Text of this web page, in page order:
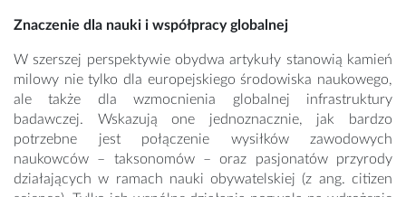
Znaczenie dla nauki i współpracy globalnej
W szerszej perspektywie obydwa artykuły stanowią kamień
milowy nie tylko dla europejskiego środowiska naukowego,
ale także dla wzmocnienia globalnej infrastruktury
badawczej. Wskazują one jednoznacznie, jak bardzo
potrzebne jest połączenie wysiłków zawodowych
naukowców – taksonomów – oraz pasjonatów przyrody
działających w ramach nauki obywatelskiej (z ang. citizen